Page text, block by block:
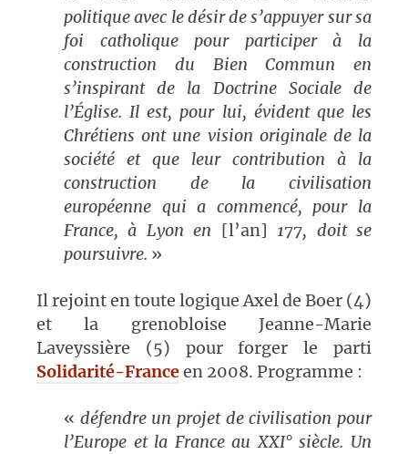
politique avec le désir de s’appuyer sur sa
foi catholique pour participer à la
construction du Bien Commun en
s’inspirant de la Doctrine Sociale de
l’Église. Il est, pour lui, évident que les
Chrétiens ont une vision originale de la
société et que leur contribution à la
construction de la civilisation
européenne qui a commencé, pour la
France, à Lyon en [l’an] 177, doit se
poursuivre. »
Il rejoint en toute logique Axel de Boer (4)
et la grenobloise Jeanne-Marie
Laveyssière (5) pour forger le parti
Solidarité-Franceen 2008. Programme :
« défendre un projet de civilisation pour
l’Europe et la France au XXI° siècle. Un